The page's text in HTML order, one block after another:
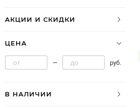
АКЦИИ И СКИДКИ
ЦЕНА
— руб.
В НАЛИЧИИ